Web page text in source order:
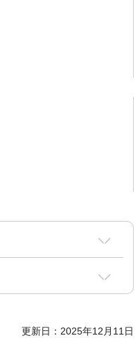
更新日：2025年12月11日